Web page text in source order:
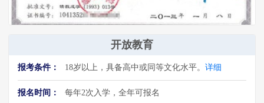
开放教育
报考条件： 18岁以上，具备高中或同等文化水平。 详细
报名时间： 每年2次入学，全年可报名